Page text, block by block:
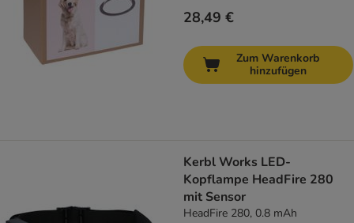
28,49 €
Zum Warenkorb
hinzufügen
Kerbl Works LED-
Kopflampe HeadFire 280
mit Sensor
HeadFire 280, 0.8 mAh